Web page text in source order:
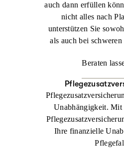
auch dann erfüllen
nicht alles nach
unterstützen Sie
als auch bei
Beraten
Unabhängigkeit. Mit
Ihre finanzielle